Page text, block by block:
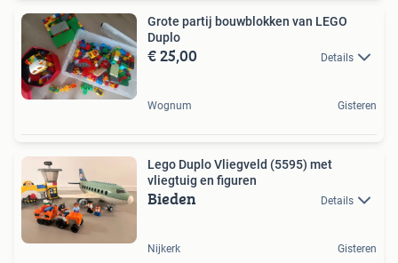
Grote partij bouwblokken van LEGO
Duplo
€ 25,00 Details
Wognum Gisteren
Lego Duplo Vliegveld (5595) met
vliegtuig en figuren
Bieden Details
Nijkerk Gisteren